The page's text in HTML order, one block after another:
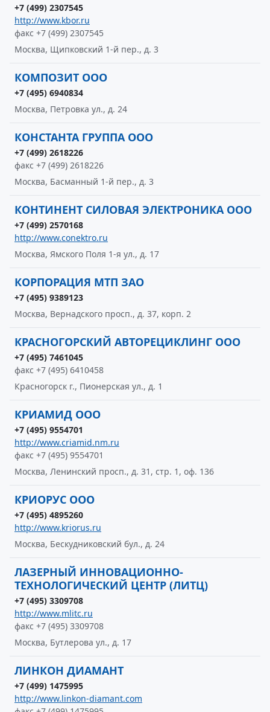
+7 (499) 2307545
http://www.kbor.ru
факс +7 (499) 2307545
Москва, Щипковский 1-й пер., д. 3
КОМПОЗИТ ООО
+7 (495) 6940834
Москва, Петровка ул., д. 24
КОНСТАНТА ГРУППА ООО
+7 (499) 2618226
факс +7 (499) 2618226
Москва, Басманный 1-й пер., д. 3
КОНТИНЕНТ СИЛОВАЯ ЭЛЕКТРОНИКА ООО
+7 (499) 2570168
http://www.conektro.ru
Москва, Ямского Поля 1-я ул., д. 17
КОРПОРАЦИЯ МТП ЗАО
+7 (495) 9389123
Москва, Вернадского просп., д. 37, корп. 2
КРАСНОГОРСКИЙ АВТОРЕЦИКЛИНГ ООО
+7 (495) 7461045
факс +7 (495) 6410458
Красногорск г., Пионерская ул., д. 1
КРИАМИД ООО
+7 (495) 9554701
http://www.criamid.nm.ru
факс +7 (495) 9554701
Москва, Ленинский просп., д. 31, стр. 1, оф. 136
КРИОРУС ООО
+7 (495) 4895260
http://www.kriorus.ru
Москва, Бескудниковский бул., д. 24
ЛАЗЕРНЫЙ ИННОВАЦИОННО-
ТЕХНОЛОГИЧЕСКИЙ ЦЕНТР (ЛИТЦ)
+7 (495) 3309708
http://www.mlitc.ru
факс +7 (495) 3309708
Москва, Бутлерова ул., д. 17
ЛИНКОН ДИАМАНТ
+7 (499) 1475995
http://www.linkon-diamant.com